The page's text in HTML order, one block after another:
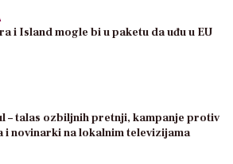
i Island mogle bi u paketu da uđu u EU
– talas ozbiljnih pretnji, kampanje protiv
i novinarki na lokalnim televizijama